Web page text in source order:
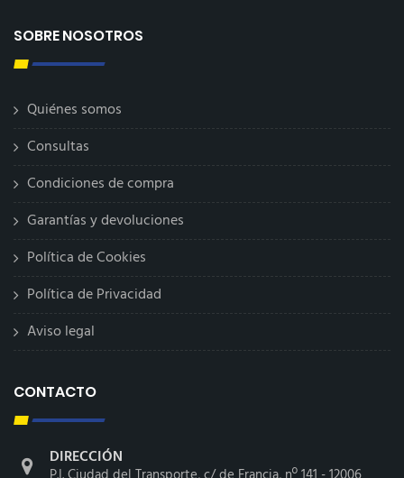
SOBRE NOSOTROS
Quiénes somos
Consultas
Condiciones de compra
Garantías y devoluciones
Política de Cookies
Política de Privacidad
Aviso legal
CONTACTO
DIRECCIÓN